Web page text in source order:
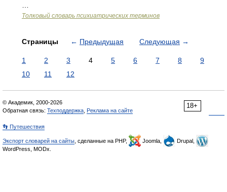
Толковый словарь психиатрических терминов
Страницы ← Предыдущая Следующая →
1 2 3 4 5 6 7 8
9
10
11 12
18+
© Академик, 2000-2026
Обратная связь: Техподдержка Реклама на сайте
👣 Путешествия
Экспорт словарей на сайты , сделанные на PHP, Joomla,
Drupal,
WordPress, MODx.